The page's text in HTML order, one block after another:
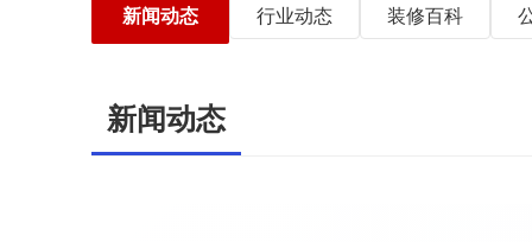
新闻动态 行业动态 装修百科
新闻动态